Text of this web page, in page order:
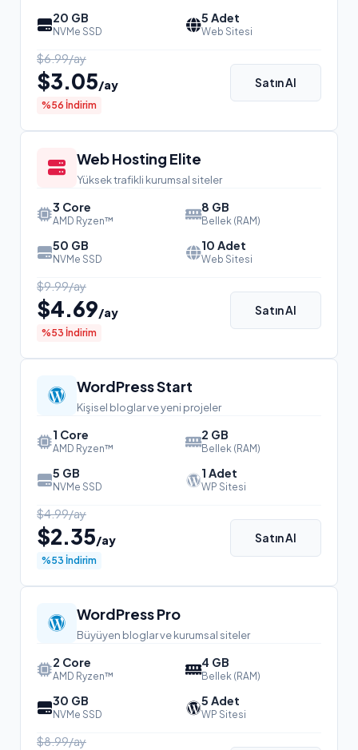
20 GB
NVMe SSD
5 Adet
Web Sitesi
$6.99/ay
$3.05/ay
%56 İndirim
Satın Al
Web Hosting Elite
Yüksek trafikli kurumsal siteler
3 Core
AMD Ryzen™
8 GB
Bellek (RAM)
50 GB
NVMe SSD
10 Adet
Web Sitesi
$9.99/ay
$4.69/ay
%53 İndirim
Satın Al
WordPress Start
Kişisel bloglar ve yeni projeler
1 Core
AMD Ryzen™
2 GB
Bellek (RAM)
5 GB
NVMe SSD
1 Adet
WP Sitesi
$4.99/ay
$2.35/ay
%53 İndirim
Satın Al
WordPress Pro
Büyüyen bloglar ve kurumsal siteler
2 Core
AMD Ryzen™
4 GB
Bellek (RAM)
30 GB
NVMe SSD
5 Adet
WP Sitesi
$8.99/ay